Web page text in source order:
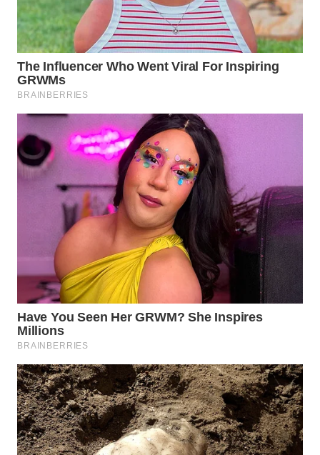
WN
PRIANGAN
TIMUR
WN
SEMARANG
SOLO
WN
BOROBUDUR
MADURA
WN
SURABAYA
WN
WN
BINTAN
WN